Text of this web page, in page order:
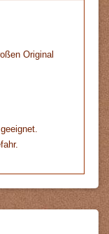
Original